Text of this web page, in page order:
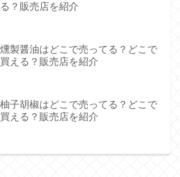
る？販売店を紹介
燻製醤油はどこで売ってる？どこで
買える？販売店を紹介
柚子胡椒はどこで売ってる？どこで
買える？販売店を紹介